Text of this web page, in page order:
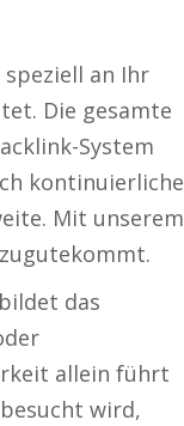
an Ihr
Die gesamte
System
kontinuierliche
Mit unserem
das
allein führt
wird,